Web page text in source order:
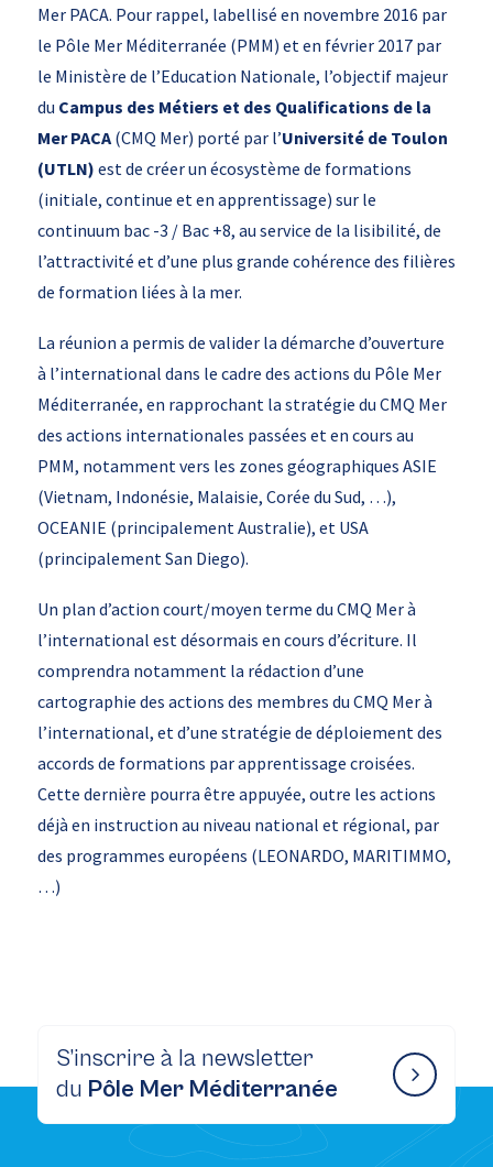
Mer PACA. Pour rappel, labellisé en novembre 2016 par
le Pôle Mer Méditerranée (PMM) et en février 2017 par
le Ministère de l’Education Nationale, l’objectif majeur
du Campus des Métiers et des Qualifications de la
Mer PACA(CMQ Mer) porté par l’Université de Toulon
(UTLN) est de créer un écosystème de formations
(initiale, continue et en apprentissage) sur le
continuum bac -3 / Bac +8, au service de la lisibilité, de
l’attractivité et d’une plus grande cohérence des filières
de formation liées à la mer.
La réunion a permis de valider la démarche d’ouverture
à l’international dans le cadre des actions du Pôle Mer
Méditerranée, en rapprochant la stratégie du CMQ Mer
des actions internationales passées et en cours au
PMM, notamment vers les zones géographiques ASIE
(Vietnam, Indonésie, Malaisie, Corée du Sud, …),
OCEANIE (principalement Australie), et USA
(principalement San Diego).
Un plan d’action court/moyen terme du CMQ Mer à
l’international est désormais en cours d’écriture. Il
comprendra notamment la rédaction d’une
cartographie des actions des membres du CMQ Mer à
l’international, et d’une stratégie de déploiement des
accords de formations par apprentissage croisées.
Cette dernière pourra être appuyée, outre les actions
déjà en instruction au niveau national et régional, par
des programmes européens (LEONARDO, MARITIMMO,
…)
S’inscrire à la newsletter
du Pôle Mer Méditerranée